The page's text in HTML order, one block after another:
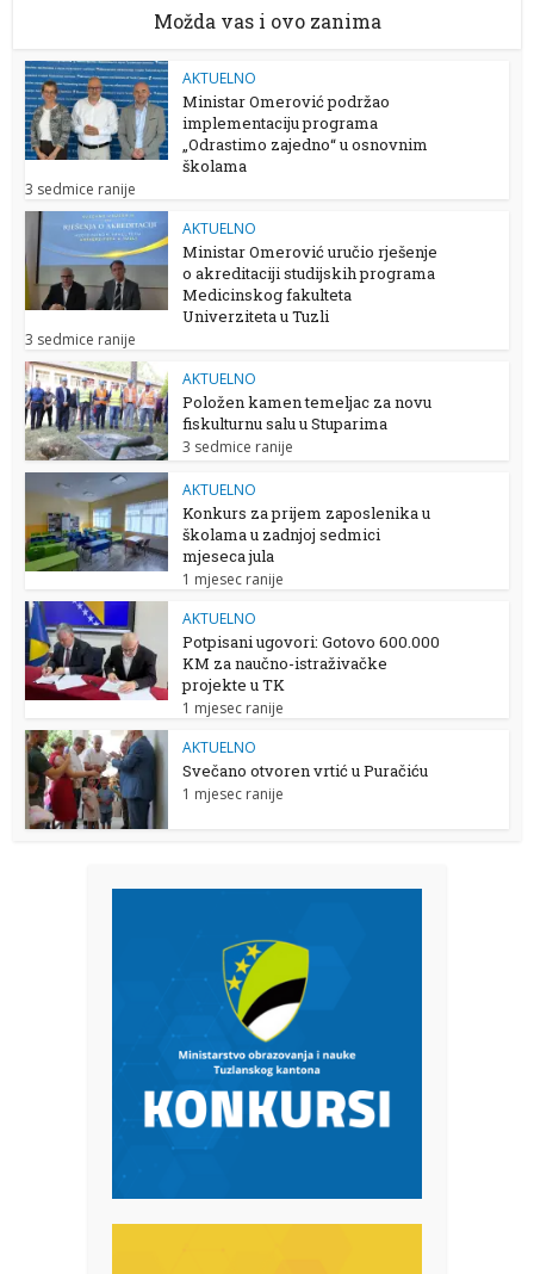
Možda vas i ovo zanima
AKTUELNO
Ministar Omerović podržao
implementaciju programa
„Odrastimo zajedno“ u osnovnim
školama
3 sedmice ranije
AKTUELNO
Ministar Omerović uručio rješenje
o akreditaciji studijskih programa
Medicinskog fakulteta
Univerziteta u Tuzli
3 sedmice ranije
AKTUELNO
Položen kamen temeljac za novu
fiskulturnu salu u Stuparima
3 sedmice ranije
AKTUELNO
Konkurs za prijem zaposlenika u
školama u zadnjoj sedmici
mjeseca jula
1 mjesec ranije
AKTUELNO
Potpisani ugovori: Gotovo 600.000
KM za naučno-istraživačke
projekte u TK
1 mjesec ranije
AKTUELNO
Svečano otvoren vrtić u Puračiću
1 mjesec ranije